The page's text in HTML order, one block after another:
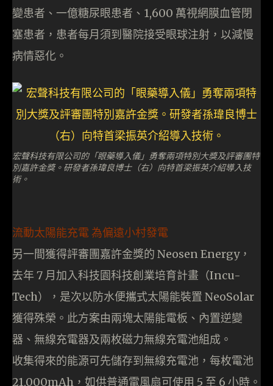
變患者、一億糖尿眼患者、1,600 萬視網膜血管閉
塞患者，患者每月須到醫院接受眼球注射，以減慢
病情惡化。
宏聲科技有限公司的「眼藥導入儀」勇奪兩項特別大獎及評審團特
別嘉許金獎。研發者孫瑋良博士（右）向特首梁振英介紹導入技
術。
流動太陽能充電 為偏遠小村發電
另一間獲得評審團嘉許金獎的 Neosen Energy，
去年 7 月加入科技園科技創業培育計畫（Incu-
Tech），是次以防水便攜式太陽能裝置 NeoSolar
獲得殊榮。此方案由兩塊太陽能電板、內置逆變
器、無線充電器及兩枚磁力無線充電池組成。
收集得來的能源可先儲存到無線充電池，每枚電池
21,000mAh，如供普通電風扇可使用 5 至 6 小時。